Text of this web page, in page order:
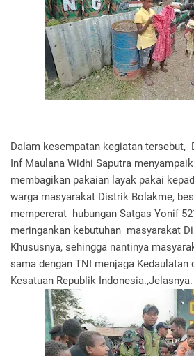
Dalam kesempatan kegiatan tersebut,
Inf Maulana Widhi Saputra
membagikan pakaian layak pakai
warga masyarakat Distrik Bolakme,
mempererat hubungan Satgas Yonif
meringankan kebutuhan masyarakat
Khususnya, sehingga nantinya
sama dengan TNI menjaga Kedaulatan
Kesatuan Republik Indonesia.,Jelasnya.